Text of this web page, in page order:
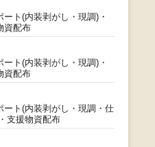
ト(内装剥がし・現調)・
資配布
ト(内装剥がし・現調)・
資配布
ート(内装剥がし・現調・仕
支援物資配布